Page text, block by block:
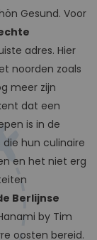
Gesund. Voor
adres. Hier
noorden zoals
meer zijn
dat een
is in de
die hun culinaire
en het niet erg
Berlijnse
by Tim
oosten bereid.